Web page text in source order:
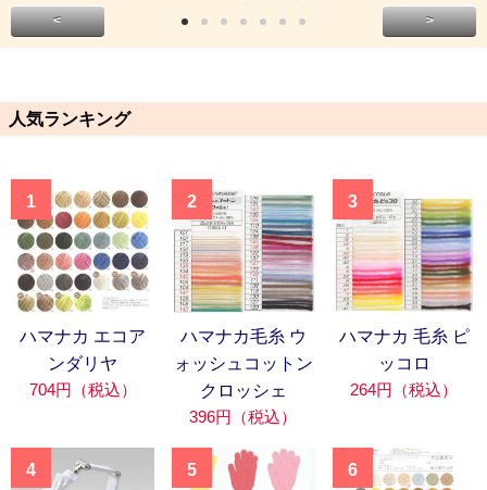
< >
人気ランキング
1
ハマナカ エコア
ンダリヤ
704円（税込）
2
ハマナカ毛糸 ウ
ォッシュコットン
クロッシェ
396円（税込）
3
ハマナカ 毛糸 ピ
ッコロ
264円（税込）
4 5 6